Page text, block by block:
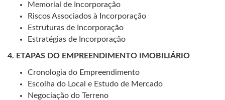
Memorial de Incorporação
Riscos Associados à Incorporação
Estruturas de Incorporação
Estratégias de Incorporação
4. ETAPAS DO EMPREENDIMENTO IMOBILIÁRIO
Cronologia do Empreendimento
Escolha do Local e Estudo de Mercado
Negociação do Terreno